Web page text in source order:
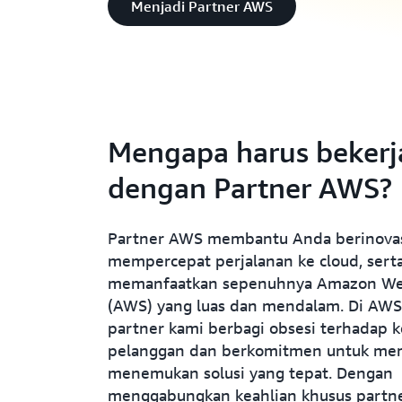
Menjadi Partner AWS
Mengapa harus
dengan Partner AWS?
Partner AWS membantu Anda
mempercepat perjalanan ke cloud,
memanfaatkan sepenuhnya Amazon
(AWS) yang luas dan mendalam. Di
partner kami berbagi obsesi terhadap
pelanggan dan berkomitmen untuk
menemukan solusi yang tepat. Dengan
menggabungkan keahlian khusus